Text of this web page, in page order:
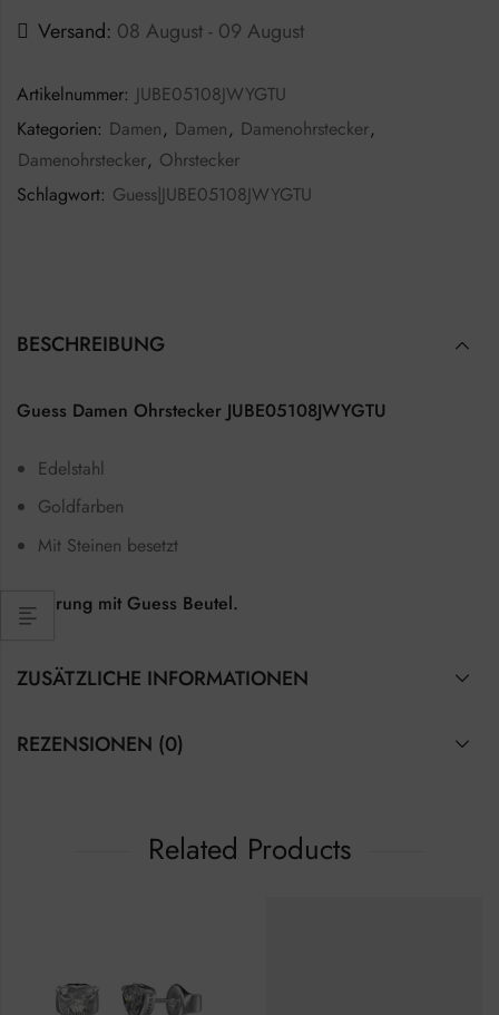
Versand: 08 August - 09 August
Artikelnummer: JUBE05108JWYGTU
Kategorien: Damen, Damen, Damenohrstecker,
Damenohrstecker, Ohrstecker
Schlagwort: Guess|JUBE05108JWYGTU
BESCHREIBUNG
Guess Damen Ohrstecker JUBE05108JWYGTU
Edelstahl
Goldfarben
Mit Steinen besetzt
Lieferung mit Guess Beutel.
ZUSÄTZLICHE INFORMATIONEN
REZENSIONEN (0)
Related Products